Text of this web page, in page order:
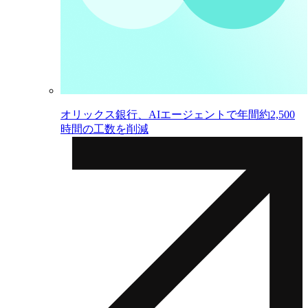
オリックス銀行、AIエージェントで年間約2,500
時間の工数を削減